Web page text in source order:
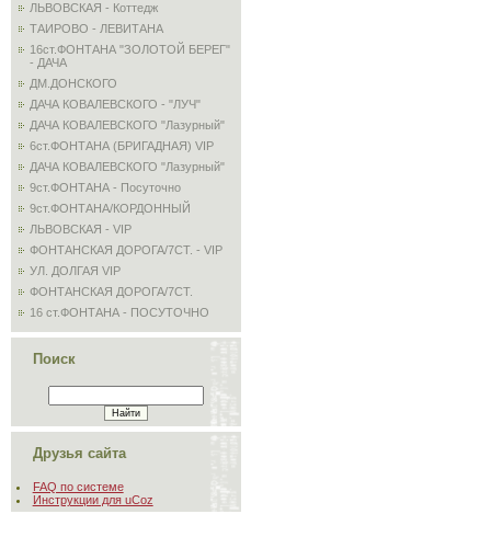
ЛЬВОВСКАЯ - Коттедж
ТАИРОВО - ЛЕВИТАНА
16ст.ФОНТАНА "ЗОЛОТОЙ БЕРЕГ"
- ДАЧА
ДМ.ДОНСКОГО
ДАЧА КОВАЛЕВСКОГО - "ЛУЧ"
ДАЧА КОВАЛЕВСКОГО "Лазурный"
6ст.ФОНТАНА (БРИГАДНАЯ) VIP
ДАЧА КОВАЛЕВСКОГО "Лазурный"
9ст.ФОНТАНА - Посуточно
9ст.ФОНТАНА/КОРДОННЫЙ
ЛЬВОВСКАЯ - VIP
ФОНТАНСКАЯ ДОРОГА/7СТ. - VIP
УЛ. ДОЛГАЯ VIP
ФОНТАНСКАЯ ДОРОГА/7СТ.
16 ст.ФОНТАНА - ПОСУТОЧНО
Поиск
Друзья сайта
FAQ по системе
Инструкции для uCoz